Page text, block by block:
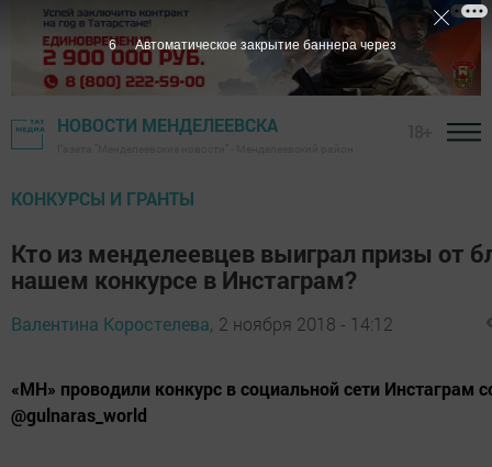
НОВОСТИ МЕНДЕЛЕЕВСКА
КОНКУРСЫ И ГРАНТЫ
Кто из менделеевцев выиграл призы от
нашем конкурсе в Инстаграм?
Валентина Коростелева, 2 ноября 2018 - 14:12
«МН» проводили конкурс в социальной сети Инстаграм
@gulnaras_world
5 Автоматическое закрытие баннера через